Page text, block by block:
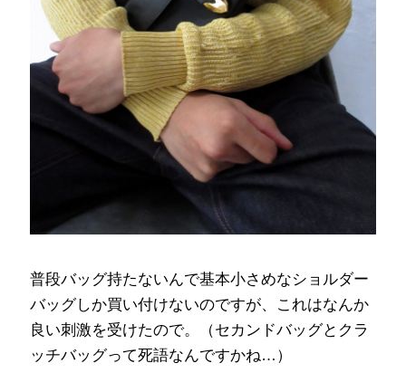
普段バッグ持たないんで基本小さめなショルダー
バッグしか買い付けないのですが、これはなんか
良い刺激を受けたので。（セカンドバッグとクラ
ッチバッグって死語なんですかね…）